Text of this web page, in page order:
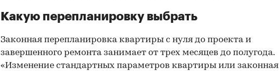
Какую перепланировку выбрать
Законная перепланировка квартиры с нуля до проекта и
завершенного ремонта занимает от трех месяцев до полугода.
«Изменение стандартных параметров квартиры или законная